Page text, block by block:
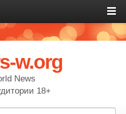
w.org
News
18+